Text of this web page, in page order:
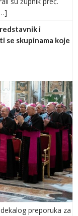
i
se skupinama koje
preporuka za